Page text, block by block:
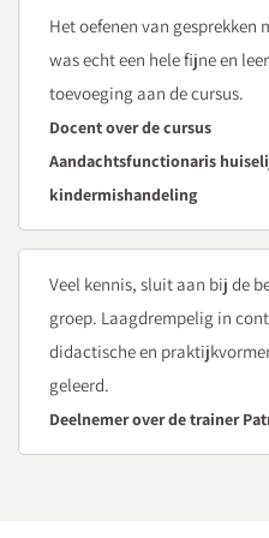
schoolorganisatie
Hoe profileer je je als
je dat je zichtbaar bent?
Dag 2
Woensdag 28 oktober 2026
Ochtend | Informatie delen en
Hoe breng je signalen
van huiselijk geweld
Het oefenen van gesprekken
was echt een hele fijne en
toevoeging aan de cursus.
Docent over de cursus
Aandachtsfunctionaris
kindermishandeling
Veel kennis, sluit aan bij de
groep. Laagdrempelig in
didactische en
geleerd.
Deelnemer over de trainer